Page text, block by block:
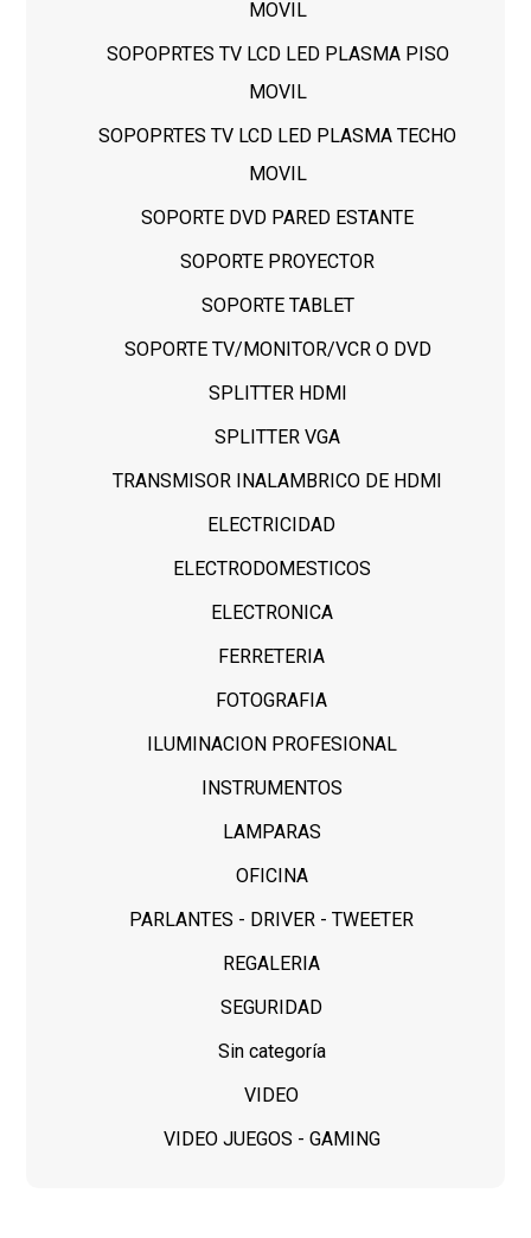
MOVIL
SOPOPRTES TV LCD LED PLASMA PISO
MOVIL
SOPOPRTES TV LCD LED PLASMA TECHO
MOVIL
SOPORTE DVD PARED ESTANTE
SOPORTE PROYECTOR
SOPORTE TABLET
SOPORTE TV/MONITOR/VCR O DVD
SPLITTER HDMI
SPLITTER VGA
TRANSMISOR INALAMBRICO DE HDMI
ELECTRICIDAD
ELECTRODOMESTICOS
ELECTRONICA
FERRETERIA
FOTOGRAFIA
ILUMINACION PROFESIONAL
INSTRUMENTOS
LAMPARAS
OFICINA
PARLANTES - DRIVER - TWEETER
REGALERIA
SEGURIDAD
Sin categoría
VIDEO
VIDEO JUEGOS - GAMING